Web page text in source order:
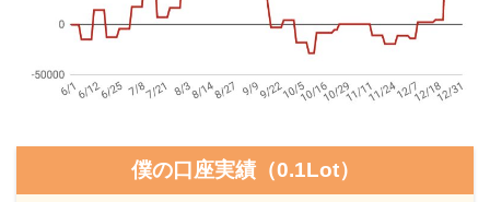
僕の口座実績（0.1Lot）